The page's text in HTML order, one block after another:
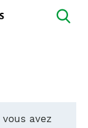
avez